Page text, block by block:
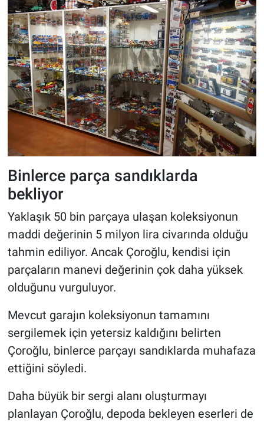
Binlerce parça sandıklarda
bekliyor
Yaklaşık 50 bin parçaya ulaşan koleksiyonun
maddi değerinin 5 milyon lira civarında olduğu
tahmin ediliyor. Ancak Çoroğlu, kendisi için
parçaların manevi değerinin çok daha yüksek
olduğunu vurguluyor.
Mevcut garajın koleksiyonun tamamını
sergilemek için yetersiz kaldığını belirten
Çoroğlu, binlerce parçayı sandıklarda muhafaza
ettiğini söyledi.
Daha büyük bir sergi alanı oluşturmayı
planlayan Çoroğlu, depoda bekleyen eserleri de